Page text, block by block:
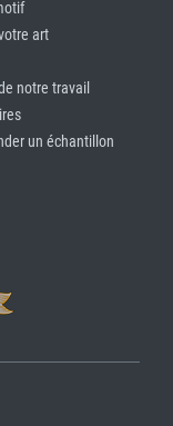
art
notre travail
un échantillon